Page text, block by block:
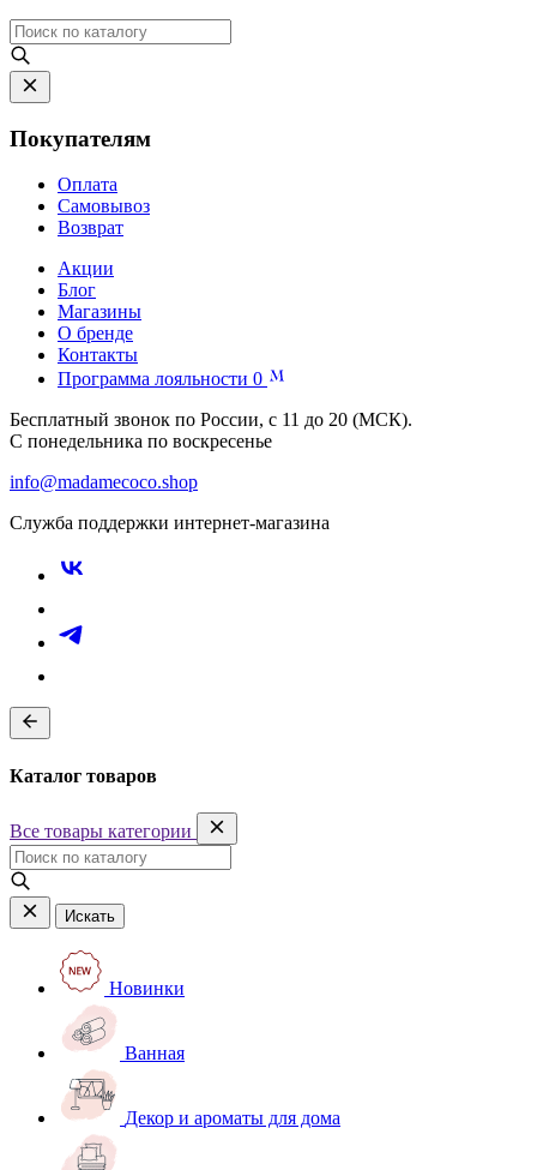
Покупателям
Оплата
Самовывоз
Возврат
Акции
Блог
Магазины
О бренде
Контакты
Программа лояльности 0
Бесплатный звонок по России, с 11 до 20 (МСК).
С понедельника по воскресенье
info@madamecoco.shop
Служба поддержки интернет-магазина
Каталог товаров
Все товары категории
Искать
Новинки
Ванная
Декор и ароматы для дома